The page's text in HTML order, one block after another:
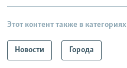
Этот контент также в категориях
Новости Города